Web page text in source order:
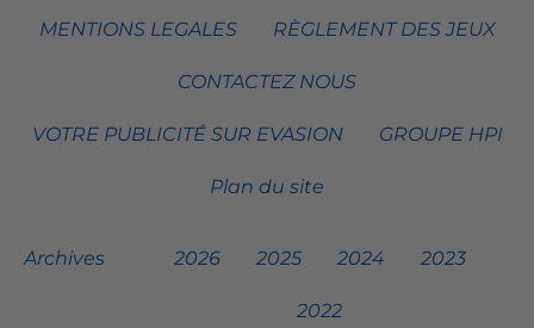
MENTIONS LEGALES RÈGLEMENT DES JEUX
CONTACTEZ NOUS
VOTRE PUBLICITÉ SUR EVASION GROUPE HPI
Plan du site
Archives 2026 2025 2024 2023
2022